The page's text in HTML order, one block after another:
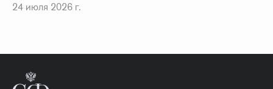
24 июля 2026 г.